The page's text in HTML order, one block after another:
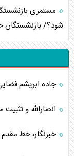
مستمری
شود؟/ بازنشستگان
جاده ابریشم
انصارالله و
خبرنگار، خط